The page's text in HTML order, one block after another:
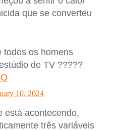
que se converteu
todos os homens
de TV ?????
10, 2024
está acontecendo,
três variáveis